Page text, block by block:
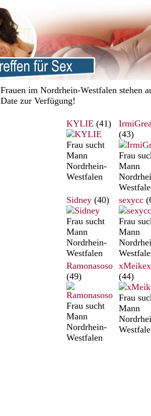
Frauen im Nordrhein-Westfalen stehen
Date zur Verfügung!
KYLIE (41)
Frau sucht
Mann
Nordrhein-
Westfalen
(43)
Frau
Mann
Sidney(40)
Frau sucht
Mann
Nordrhein-
Westfalen
sexycc
Frau
Mann
Ramonasoso
(49)
Frau sucht
Mann
Nordrhein-
Westfalen
xMeikex
(44)
Frau
Mann